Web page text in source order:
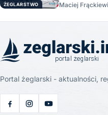
ŻEGLARSTWO Maciej
Portal żeglarski - aktualności,